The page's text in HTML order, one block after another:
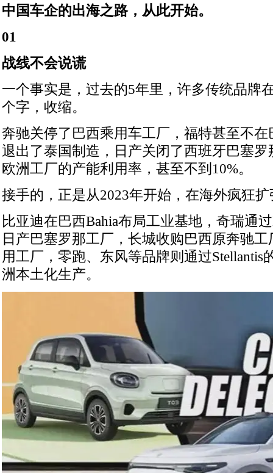
中国车企的出海之路，从此开始。
01
战线不会说谎
一个事实是，过去的5年里，许多传统品牌
个字，收缩。
奔驰关停了巴西乘用车工厂，福特甚至不
退出了泰国制造，日产关闭了西班牙巴塞
欧洲工厂的产能利用率，甚至不到10%。
接手的，正是从2023年开始，在海外疯狂
比亚迪在巴西Bahia布局工业基地，奇瑞通
日产巴塞罗那工厂，长城收购巴西原奔驰工
用工厂，零跑、东风等品牌则通过Stellantis
洲本土化生产。